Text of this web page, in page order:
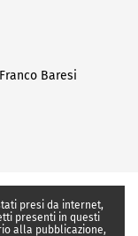
Baresi
presi da internet,
presenti in questi
alla pubblicazione,